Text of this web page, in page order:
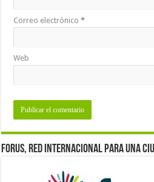
Correo electrónico*
Web
Forus, red internacional para una